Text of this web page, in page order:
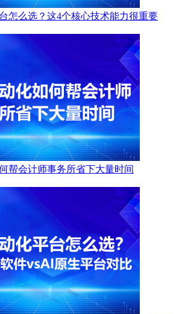
怎么选？这4个核心技术能力很重要
帮会计师事务所省下大量时间